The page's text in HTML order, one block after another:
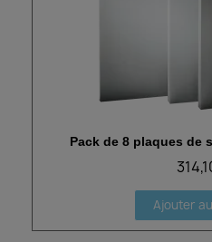
Aperçu
Pack de 8 plaques de
Ajouter